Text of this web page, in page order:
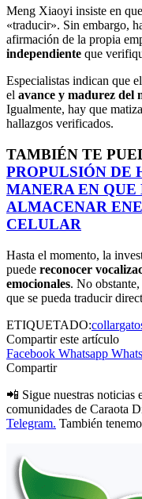
Meng Xiaoyi insiste en
«traducir». Sin embargo,
afirmación de la propia
independiente que
Especialistas indican que
el avance y madurez del
Igualmente, hay que
hallazgos verificados.
TAMBIÉN TE
PROPULSIÓN DE
MANERA EN
ALMACENAR
CELULAR
Hasta el momento, la
puede reconocer
emocionales. No
que se pueda traducir
ETIQUETADO:collar
Compartir este artículo
Facebook Whatsapp
Compartir
📲 Sigue nuestras noticias
comunidades de Caraota
Telegram. También